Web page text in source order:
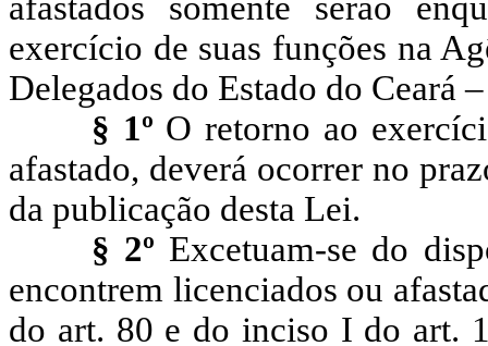
exercício de suas funções na
Delegados do Estado do Ceará
§ 1º O retorno ao
afastado, deverá ocorrer no
da publicação desta Lei.
§ 2º Excetuam-se do
encontrem licenciados ou
do art. 80 e do inciso I do art.